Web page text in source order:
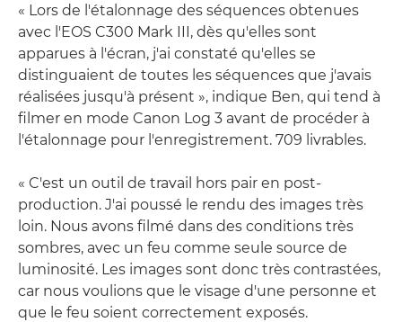
« Lors de l'étalonnage des séquences obtenues
avec l'EOS C300 Mark III, dès qu'elles sont
apparues à l'écran, j'ai constaté qu'elles se
distinguaient de toutes les séquences que j'avais
réalisées jusqu'à présent », indique Ben, qui tend à
filmer en mode Canon Log 3 avant de procéder à
l'étalonnage pour l'enregistrement. 709 livrables.
« C'est un outil de travail hors pair en post-
production. J'ai poussé le rendu des images très
loin. Nous avons filmé dans des conditions très
sombres, avec un feu comme seule source de
luminosité. Les images sont donc très contrastées,
car nous voulions que le visage d'une personne et
que le feu soient correctement exposés.